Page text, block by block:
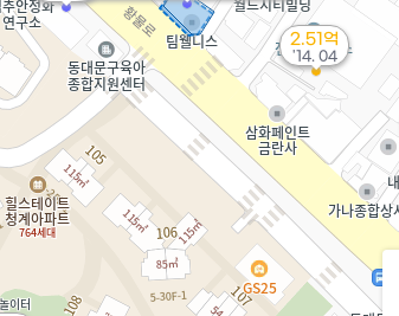
2.51억
'14. 04